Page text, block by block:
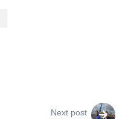
Next post